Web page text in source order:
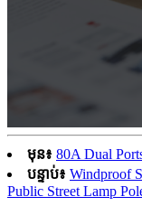
មុន៖ 80A Dual
បន្ទាប់៖ Windproof
Public Street Lamp